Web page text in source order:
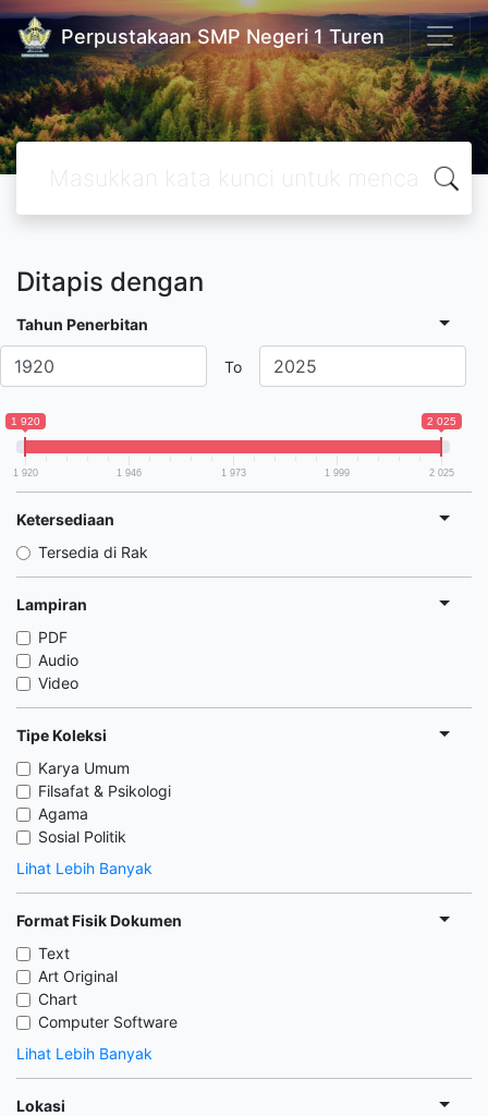
Perpustakaan SMP Negeri 1 Turen
Ditapis dengan
Tahun Penerbitan
To
1 920 2 025
1 920 1 946 1 973 1 999 2 025
Ketersediaan
Tersedia di Rak
Lampiran
PDF
Audio
Video
Tipe Koleksi
Karya Umum
Filsafat & Psikologi
Agama
Sosial Politik
Lihat Lebih Banyak
Format Fisik Dokumen
Text
Art Original
Chart
Computer Software
Lihat Lebih Banyak
Lokasi